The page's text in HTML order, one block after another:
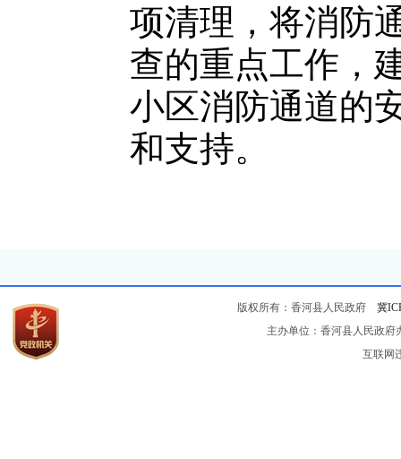
项清理，将消防
查的重点工作，
小区消防通道的
和支持。
版权所有：香河县人民政府 冀
主办单位：香河县人民政
互联网